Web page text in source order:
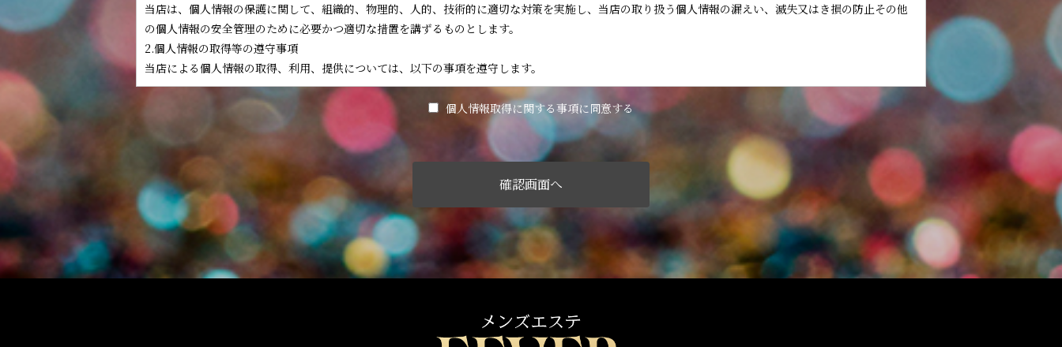
当店は、個人情報の保護に関して、組織的、物理的、人的、技術的に適切な対策を実施し、当店の取り扱う個人情報の漏えい、滅失又はき損の防止その他
の個人情報の安全管理のために必要かつ適切な措置を講ずるものとします。
2.個人情報の取得等の遵守事項
当店による個人情報の取得、利用、提供については、以下の事項を遵守します。
(1)個人情報の取得
当店は、当店が管理するインターネットによる情報提供サイト（以下「本サイト」といいます。）の運営に必要な範囲で、本サイトの一般利用者（以下「ユ
ーザー」といいます。）又は本サイトに広告掲載を行う者（以下「掲載主」といいます。）から、ユーザー又は掲載主に係る個人情報を取得することがあり
ます。
当店は、当店が取得した個人情報について、法令に定める場合又は本人の同意を得た場合を除き、以下に定める利用目的の達成に必要な範囲を超えて利用
することはありません。
①本サイトの運営、維持、管理
②本サイトを通じたサービスの提供及び紹介
③本サイトの品質向上のためのアンケート
めによる個人情報の開示、訂正、追加若しくは削除又は利用目的の通知については、法令に従いこれを行うとともに、ご意見、ご相談に関して適切に対応
個人情報取得に関する事項に同意する